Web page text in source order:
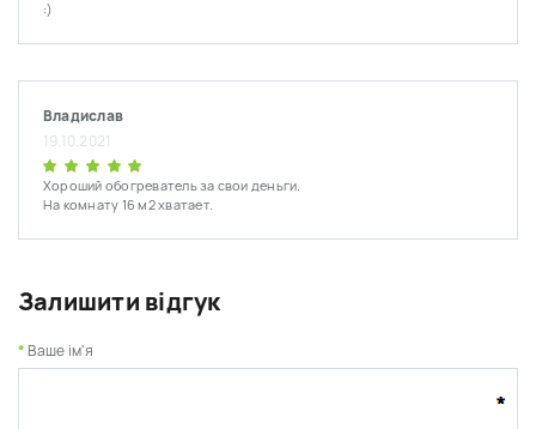
:)
Владислав
19.10.2021
Хороший обогреватель за свои деньги.
На комнату 16 м2 хватает.
Залишити відгук
Ваше ім'я